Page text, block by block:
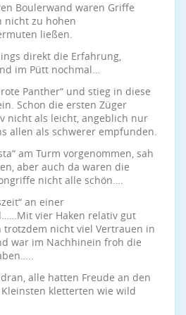
Boulerwand waren Griffe
nicht zu hohen
ließen.
direkt die Erfahrung,
im Pütt nochmal…
Panther“ und stieg in diese
Schon die ersten Züger
nicht als leicht, angeblich nur
allen als schwerer empfunden.
am Turm vorgenommen, sah
aber auch da waren die
nicht alle schön….
an einer
vier Haken relativ gut
trotzdem nicht viel Vertrauen in
war im Nachhinein froh die
alle hatten Freude an den
kletterten wie wild